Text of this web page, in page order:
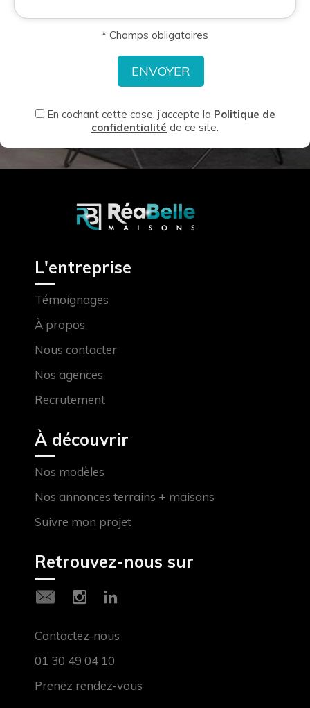
* Champs obligatoires
En cochant cette case, j’accepte la Politique de
confidentialité de ce site.
L'entreprise
Témoignages
À propos
Nous contacter
Nos agences
Recrutement
À découvrir
Nos modèles
Nos annonces terrains + maisons
Suivre mon projet
Retrouvez-nous sur
Contactez-nous
01 30 49 04 10
Prenez rendez-vous